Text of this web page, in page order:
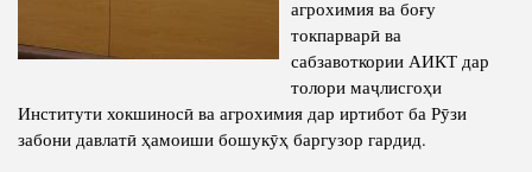
Книги
Статьи
История руководителей
агрохимия ва боғу
токпарварӣ ва
сабзавоткории АИКТ дар
толори маҷлисгоҳи
Институти хокшиносӣ ва агрохимия дар иртибот ба Рӯзи
забони давлатӣ ҳамоиши бошукӯҳ баргузор гардид.